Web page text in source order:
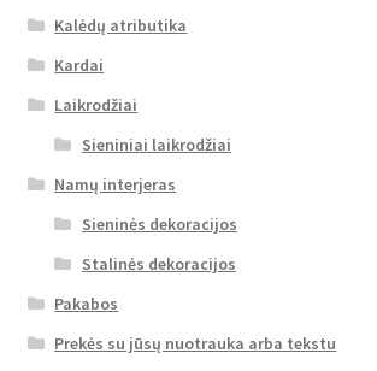
Kalėdų atributika
Kardai
Laikrodžiai
Sieniniai laikrodžiai
Namų interjeras
Sieninės dekoracijos
Stalinės dekoracijos
Pakabos
Prekės su jūsų nuotrauka arba tekstu